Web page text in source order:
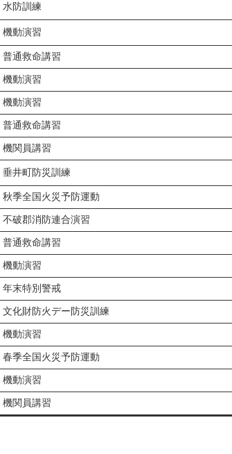
水防訓練
機動演習
普通救命講習
機動演習
機動演習
普通救命講習
機関員講習
垂井町防災訓練
秋季全国火災予防運動
不破郡消防連合演習
普通救命講習
機動演習
年末特別警戒
文化財防火デー防災訓練
機動演習
春季全国火災予防運動
機動演習
機関員講習